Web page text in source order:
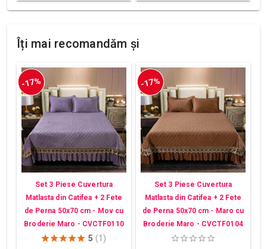
Îți mai recomandăm și
-17%
Set 3 Piese Cuvertura
Matlasta din Catifea + 2 Fete
de Perna 50x70 cm - Mov cu
Broderie Maro - CVCTF0110
5 (1)
-17%
Set 3 Piese Cuvertura
Matlasta din Catifea + 2 Fete
de Perna 50x70 cm - Maro cu
Broderie Maro - CVCTF0104